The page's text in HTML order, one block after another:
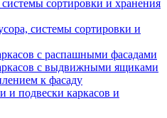
сортировки и хранения
системы сортировки и
с распашными фасадами
с выдвижными ящиками
к фасаду
и подвески каркасов и